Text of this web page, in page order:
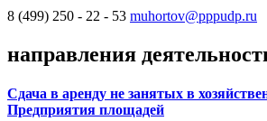
8 (499) 250 - 22 - 53 muhortov@pppudp.ru
направления
Сдача в аренду не занятых в
Предприятия площадей